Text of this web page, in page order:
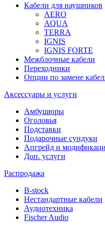
Кабели для наушников
AERO
AQUA
TERRA
IGNIS
IGNIS FORTE
Межблочные кабели
Переходники
Опции по замене
Аксессуары и услуги
Амбушюры
Оголовья
Подставки
Подарочные сундуки
Апгрейд и
Доп. услуги
Распродажа
B-stock
Нестандартные кабели
Аудиотехника
Fischer Audio